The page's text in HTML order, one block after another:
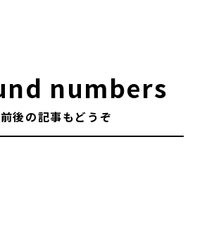
numbers
前後の記事もどうぞ